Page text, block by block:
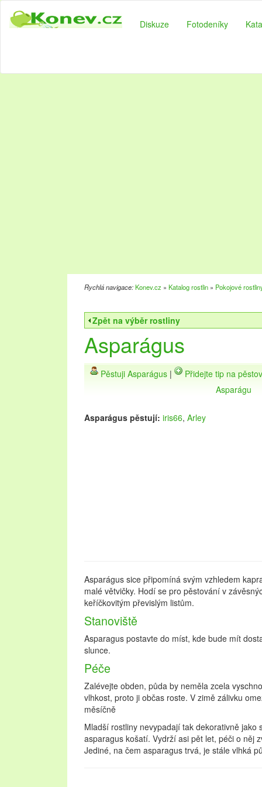
Diskuze Fotodeníky
Rychlá navigace:Konev.cz » Katalog rostlin » Pokojové
Zpět na výběr rostliny
Asparágus
Pěstuji Asparágus|
Přidejte tip na
Asparágu
Asparágus pěstují: iris66, Arley
Asparágus sice připomíná svým vzhledem
malé větvičky. Hodí se pro pěstování v
keříčkovitým převislým listům.
Stanoviště
Asparagus postavte do míst, kde bude mít
slunce.
Péče
Zalévejte obden, půda by neměla zcela
vlhkost, proto ji občas roste. V zimě zálivku
měsíčně
Mladší rostliny nevypadají tak dekorativně jako
asparagus košatí. Vydrží asi pět let, péči o něj
Jediné, na čem asparagus trvá, je stále vlhká